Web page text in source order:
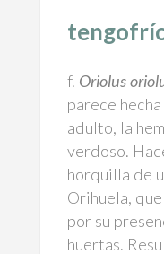
f. Oriolus
parece
adulto, la
verdoso.
horquilla de
Orihuela,
por su
huertas.